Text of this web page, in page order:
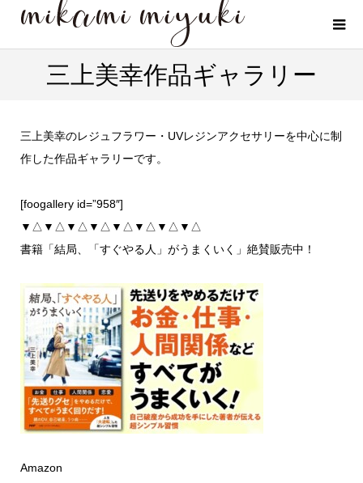
三上美幸作品ギャラリー
三上美幸のレジュフラワー・UVレジンアクセサリーを中心に制
作した作品ギャラリーです。
[foogallery id=”958″]
▼△▼△▼△▼△▼△▼△▼△▼△
書籍「結局、「すぐやる人」がうまくいく」絶賛販売中！
Amazon